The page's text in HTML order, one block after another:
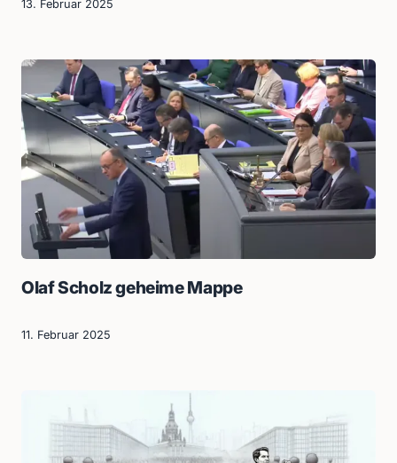
13. Februar 2025
Olaf Scholz geheime Mappe
11. Februar 2025